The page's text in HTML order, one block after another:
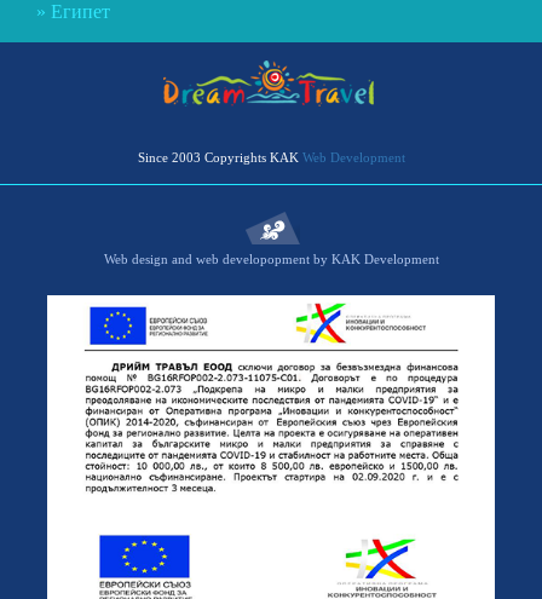
Египет
Since 2003 Copyrights KAK Web Development
Web design and web developopment by KAK Development